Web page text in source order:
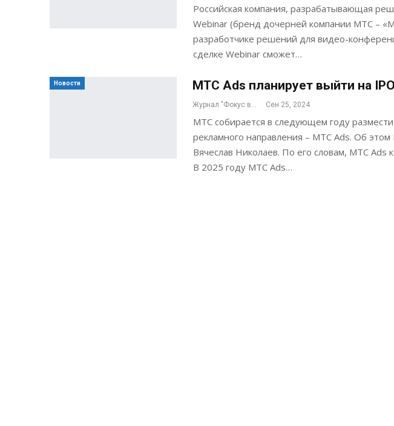
Российская компания, разрабатывающая
Webinar (бренд дочерней компании МТС –
разработчике решений для видео-
сделке Webinar сможет…
Новости МТС Ads планирует выйти на
Журнал "Фокус внимания" Сен 25, 2024
МТС собирается в следующем году
рекламного направления – МТС Ads. Об
Вячеслав Николаев. По его словам, МТС Ads
В 2025 году МТС Ads…